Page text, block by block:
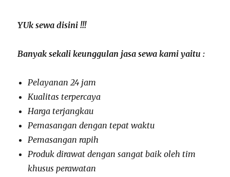
YUk sewa disini !!!
Banyak sekali keunggulan jasa sewa kami yaitu :
Pelayanan 24 jam
Kualitas terpercaya
Harga terjangkau
Pemasangan dengan tepat waktu
Pemasangan rapih
Produk dirawat dengan sangat baik oleh tim
khusus perawatan